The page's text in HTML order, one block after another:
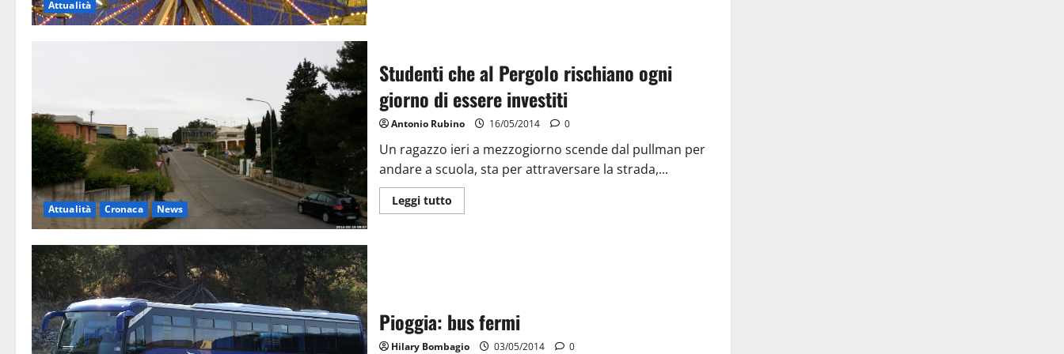
Attualità
Attualità Cronaca News
Studenti che al Pergolo rischiano ogni
giorno di essere investiti
Antonio Rubino 16/05/2014 0
Un ragazzo ieri a mezzogiorno scende dal pullman per
andare a scuola, sta per attraversare la strada,...
Leggi tutto
Pioggia: bus fermi
Hilary Bombagio 03/05/2014 0